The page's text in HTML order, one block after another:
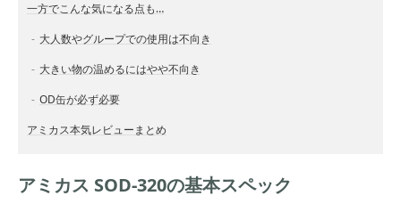
一方でこんな気になる点も…
大人数やグループでの使用は不向き
大きい物の温めるにはやや不向き
OD缶が必ず必要
アミカス本気レビューまとめ
アミカス SOD-320の基本スペック